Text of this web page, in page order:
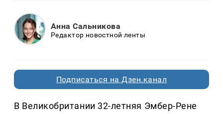
Анна Сальникова
Редактор новостной ленты
Подписаться на Дзен.канал
В Великобритании 32-летняя Эмбер-Рене